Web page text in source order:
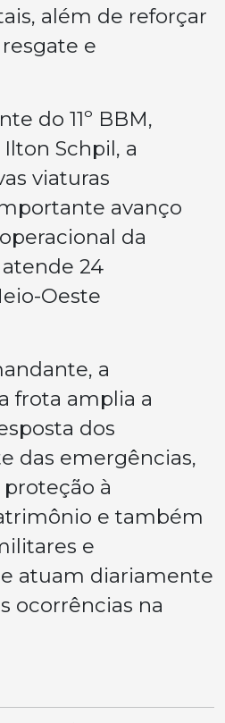
além de reforçar
e
do 11º BBM,
Schpil, a
viaturas
avanço
da
24
Oeste
a
frota amplia a
dos
das emergências,
à
e também
e
atuam diariamente
ocorrências na